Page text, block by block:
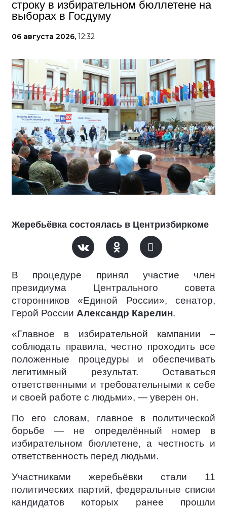
строку в избирательном бюллетене на
выборах в Госдуму
06 августа 2026, 12:32
Жеребьёвка состоялась в Центризбиркоме
В процедуре принял участие член
президиума Центрального совета
сторонников «Единой России», сенатор,
Герой России Александр Карелин.
«Главное в избирательной кампании –
соблюдать правила, честно проходить все
положенные процедуры и обеспечивать
легитимный результат. Оставаться
ответственными и требовательными к себе
и своей работе с людьми», — уверен он.
По его словам, главное в политической
борьбе — не определённый номер в
избирательном бюллетене, а честность и
ответственность перед людьми.
Участниками жеребьёвки стали 11
политических партий, федеральные списки
кандидатов которых ранее прошли